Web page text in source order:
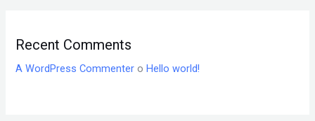
Recent Comments
A WordPress Commenter oHello world!